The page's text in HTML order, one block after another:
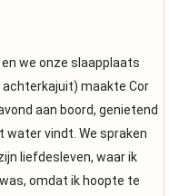
we onze slaapplaats
achterkajuit) maakte Cor
aan boord, genietend
water vindt. We spraken
liefdesleven, waar ik
omdat ik hoopte te